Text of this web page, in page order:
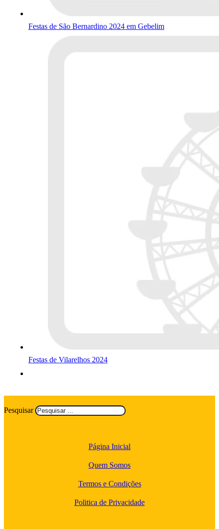
Festas de São Bernardino 2024 em Gebelim
Festas de Vilarelhos 2024
Pesquisar
Página Inicial
Quem Somos
Termos e Condições
Politica de Privacidade